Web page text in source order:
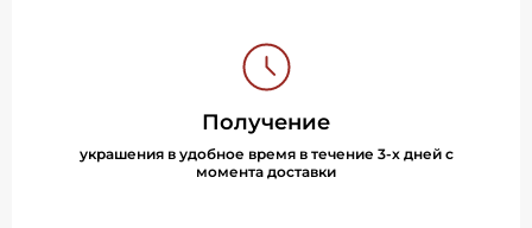
Получение
украшения в удобное время в течение 3-х дней с
момента доставки